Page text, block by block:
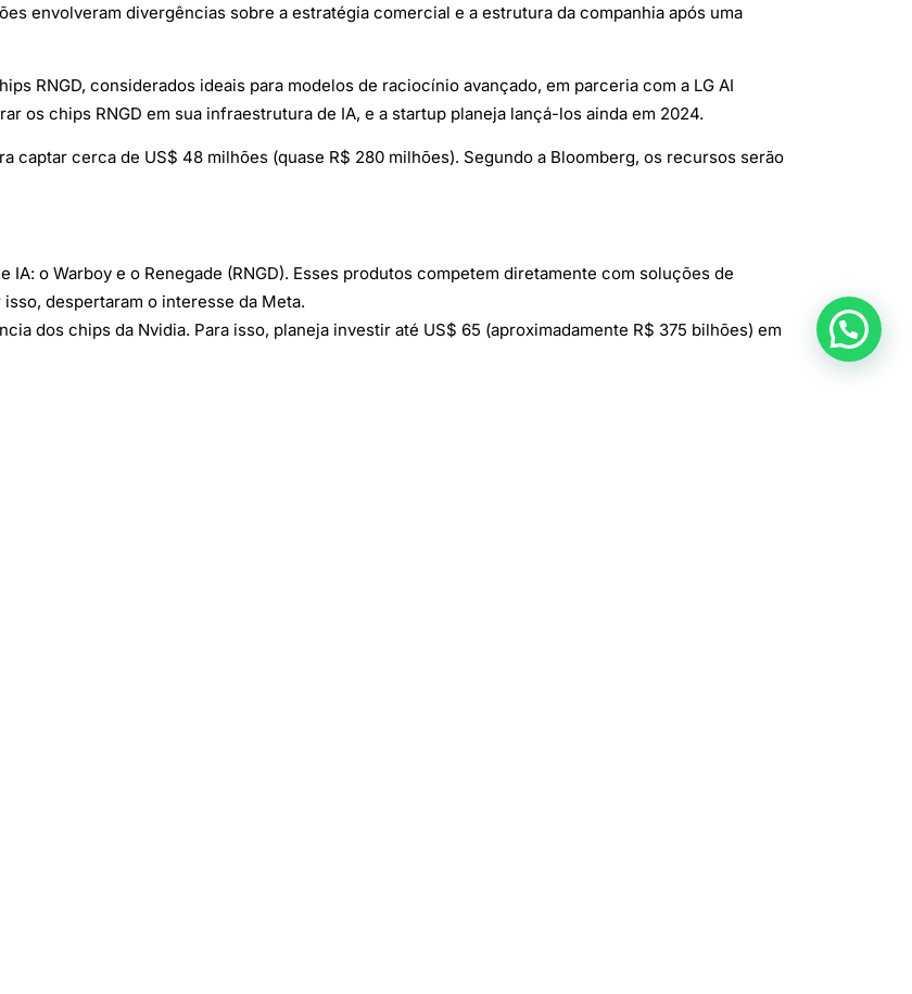
envolveram divergências sobre a estratégia comercial e a estrutura da companhia após uma
RNGD, considerados ideais para modelos de raciocínio avançado, em parceria com a LG AI
os chips RNGD em sua infraestrutura de IA, e a startup planeja lançá-los ainda em 2024.
captar cerca de US$ 48 milhões (quase R$ 280 milhões). Segundo a Bloomberg, os recursos serão
IA: o Warboy e o Renegade (RNGD). Esses produtos competem diretamente com soluções de
despertaram o interesse da Meta.
dos chips da Nvidia. Para isso, planeja investir até US$ 65 (aproximadamente R$ 375 bilhões) em